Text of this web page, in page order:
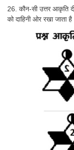
26. कौन-सी उत्तर आकृति
को दाहिनी ओर रखा जाता